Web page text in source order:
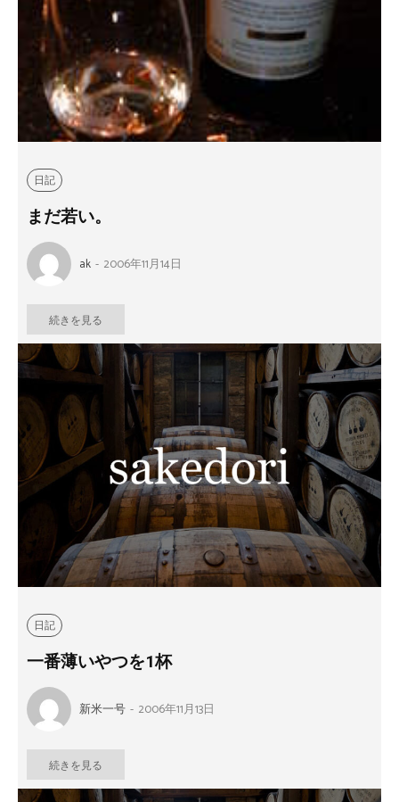
日記
まだ若い。
ak - 2006年11月14日
続きを見る
日記
一番薄いやつを1杯
新米一号 - 2006年11月13日
続きを見る